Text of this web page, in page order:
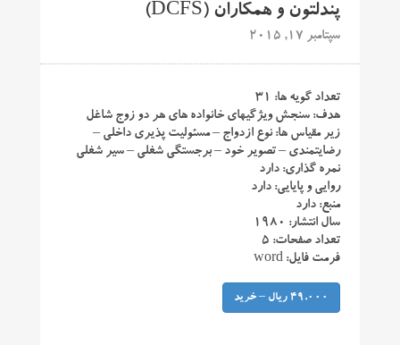
پندلتون و همکاران (DCFS)
سپتامبر 17, 2015
تعداد گویه ها: ۳۱
هدف: سنجش ویژگیهای خانواده های هر دو زوج شاغل
زیر مقیاس ها: نوع ازدواج – مسئولیت پذیری داخلی –
رضایتمندی – تصویر خود – برجستگی شغلی – سیر شغلی
نمره گذاری: دارد
روایی و پایایی: دارد
منبع: دارد
سال انتشار: ۱۹۸۰
تعداد صفحات: ۵
فرمت فایل: word
49,000 ریال – خرید